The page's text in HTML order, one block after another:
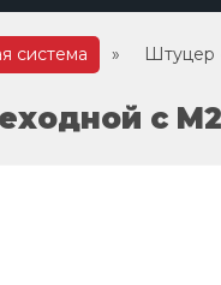
система » Штуцер
с